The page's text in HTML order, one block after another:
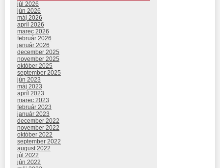
júl 2026
jún 2026
máj 2026
apríl 2026
marec 2026
február 2026
január 2026
december 2025
november 2025
október 2025
september 2025
jún 2023
máj 2023
apríl 2023
marec 2023
február 2023
január 2023
december 2022
november 2022
október 2022
september 2022
august 2022
júl 2022
jún 2022